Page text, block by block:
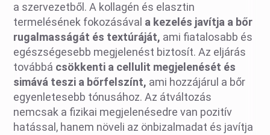
a szervezetből. A kollagén és elasztin
termelésének fokozásával a kezelés javítja a bőr
rugalmasságát és textúráját, ami fiatalosabb és
egészségesebb megjelenést biztosít. Az eljárás
továbbá csökkenti a cellulit megjelenését és
simává teszi a bőrfelszínt, ami hozzájárul a bőr
egyenletesebb tónusához. Az átváltozás
nemcsak a fizikai megjelenésedre van pozitív
hatással, hanem növeli az önbizalmadat és javítja